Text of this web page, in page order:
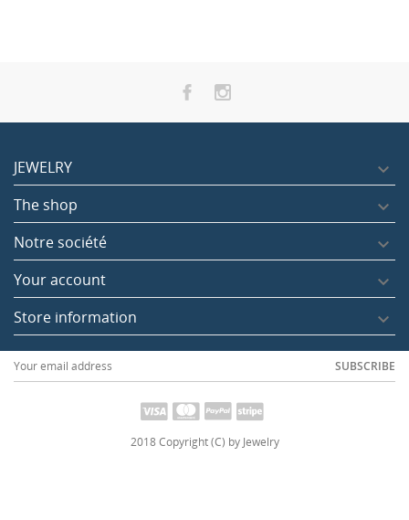
JEWELRY 
The shop 
Notre société 
Your account 
Store information 
2018 Copyright (C) by Jewelry
SUBSCRIBE